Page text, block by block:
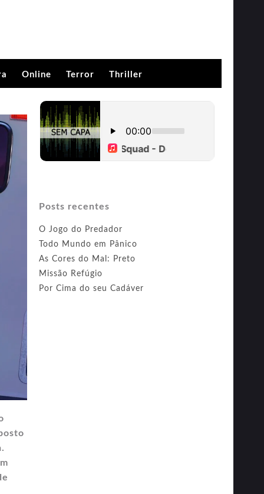
Online Terror Thriller
Posts recentes
O Jogo do Predador
Todo Mundo em Pânico
As Cores do Mal: Preto
Missão Refúgio
Por Cima do seu Cadáver